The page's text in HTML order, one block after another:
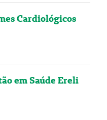
Cardiológicos
em Saúde Ereli